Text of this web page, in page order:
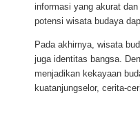
informasi yang akurat
potensi wisata budaya
Pada akhirnya, wisata
juga identitas bangsa.
menjadikan kekayaan
kuatanjungselor, cerita-